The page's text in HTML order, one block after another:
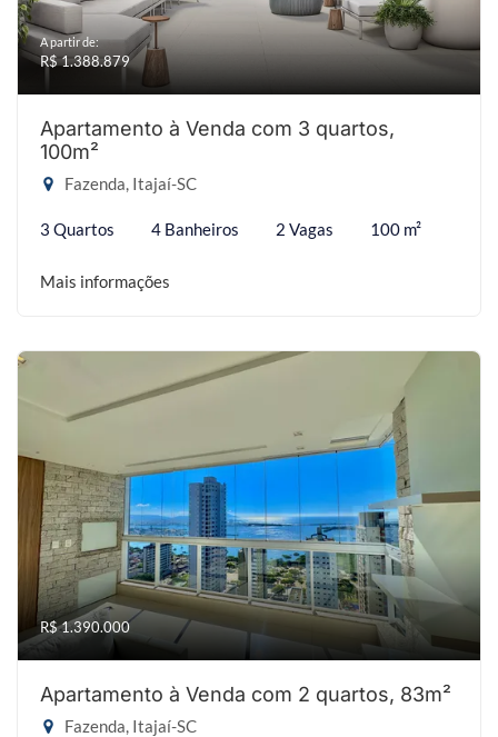
A partir de:
R$ 1.388.879
Apartamento à Venda com 3 quartos,
100m²
Fazenda, Itajaí-SC
3 Quartos 4 Banheiros 2 Vagas 100 m²
Mais informações
R$ 1.390.000
Apartamento à Venda com 2 quartos, 83m²
Fazenda, Itajaí-SC